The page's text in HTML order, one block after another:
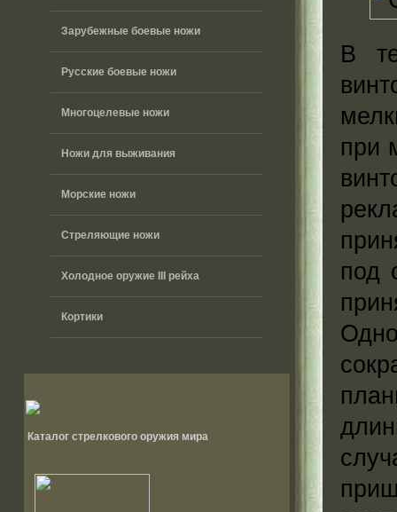
Зарубежные боевые ножи
Русские боевые ножи
Многоцелевые ножи
Ножи для выживания
Морские ножи
Стреляющие ножи
Холодное оружие III рейха
Кортики
Каталог стрелкового оружия мира
В
при
под